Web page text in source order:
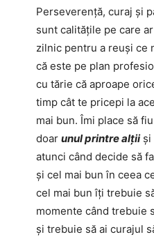
Perseverență, curaj și
sunt calitățile pe care
zilnic pentru a reuși ce
că este pe plan
cu tărie că aproape
timp cât te pricepi la
mai bun. Îmi place să
doar unul printre alțiiși
atunci când decide să
și cel mai bun în ceea
cel mai bun îți trebuie
momente când trebuie
și trebuie să ai curajul